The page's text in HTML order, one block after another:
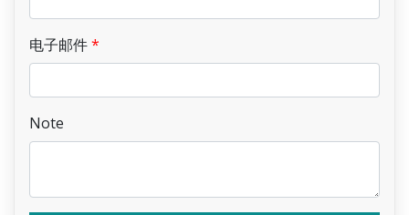
电子邮件
Note